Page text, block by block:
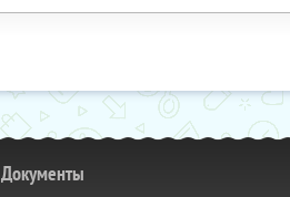
Документы